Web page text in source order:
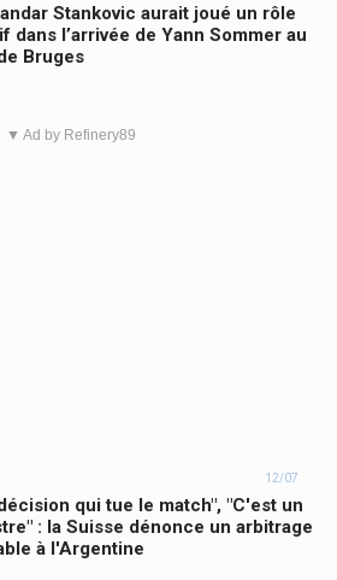
Stankovic aurait joué un rôle
dans l’arrivée de Yann Sommer au
Bruges
▼ Ad by Refinery89
12/07
qui tue le match", "C'est un
: la Suisse dénonce un arbitrage
à l'Argentine